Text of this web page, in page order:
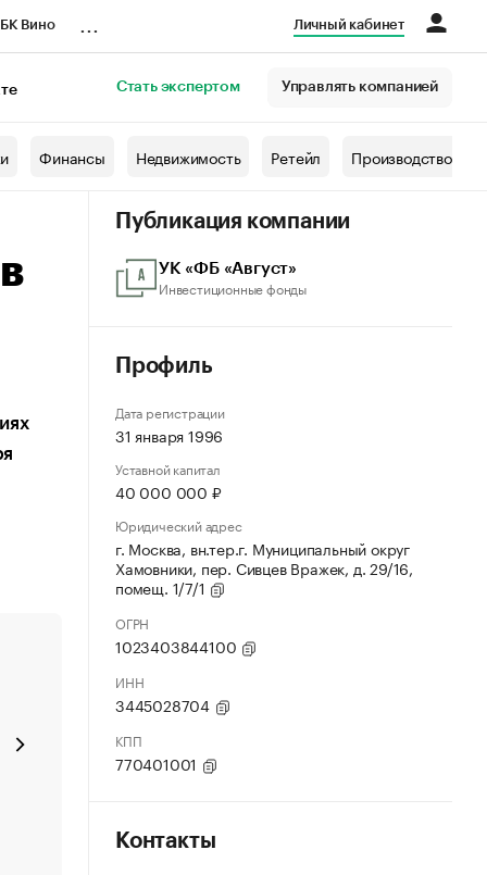
Вино Личный кабинет
Стать экспертом Управлять компанией
Финансы Недвижимость Ретейл Производство
Публикация компании
УК «ФБ «Август»
Инвестиционные фонды
Профиль
Дата регистрации
31 января 1996
Уставной капитал
40 000 000 ₽
Юридический адрес
г. Москва, вн.тер.г. Муниципальный округ
Хамовники, пер. Сивцев Вражек, д. 29/16,
помещ. 1/7/1
ОГРН
1023403844100
ИНН
3445028704
КПП
770401001
Контакты